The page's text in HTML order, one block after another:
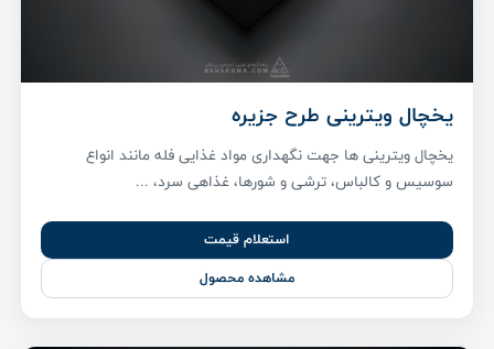
یخچال ویترینی طرح جزیره
یخچال ویترینی ها جهت نگهداری مواد غذایی فله مانند انواع
سوسیس و کالباس، ترشی و شورها، غذاهی سرد، ...
استعلام قیمت
مشاهده محصول